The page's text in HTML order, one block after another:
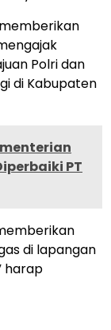
Polri dan
di Kabupaten
PT
di lapangan
harap